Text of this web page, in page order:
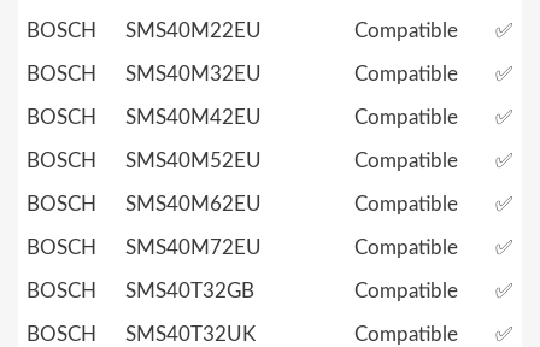
BOSCH SMS40M22EU Compatible ✅
BOSCH SMS40M32EU Compatible ✅
BOSCH SMS40M42EU Compatible ✅
BOSCH SMS40M52EU Compatible ✅
BOSCH SMS40M62EU Compatible ✅
BOSCH SMS40M72EU Compatible ✅
BOSCH SMS40T32GB Compatible ✅
BOSCH SMS40T32UK Compatible ✅